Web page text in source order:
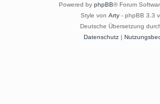
Powered by phpBB® Forum
Style von Arty - phpBB 3.3
Deutsche Übersetzung
Datenschutz|